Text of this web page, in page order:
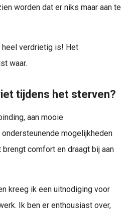
worden dat er niks maar aan te
heel verdrietig is! Het
waar.
tijdens het sterven?
aan mooie
mogelijkheden
brengt comfort en draagt bij aan
kreeg ik een uitnodiging voor
Ik ben er enthousiast over,